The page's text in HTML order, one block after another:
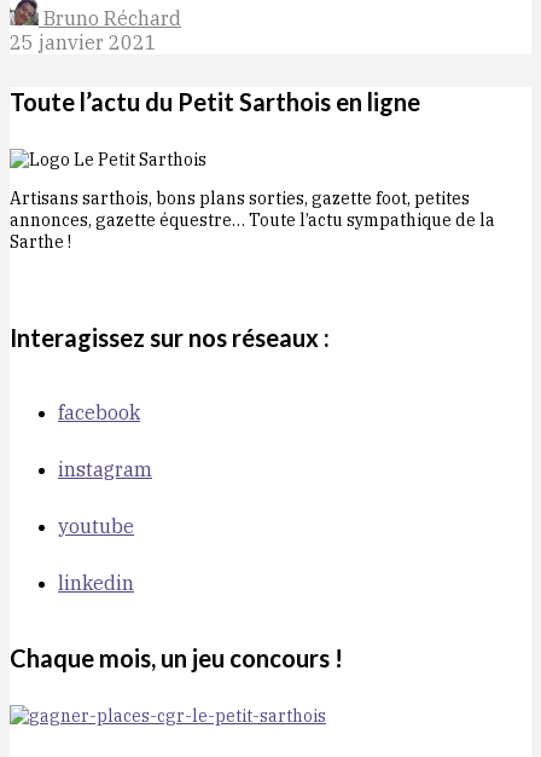
Bruno Réchard
25 janvier 2021
Toute l’actu du Petit Sarthois en ligne
Artisans sarthois, bons plans sorties, gazette foot, petites
annonces, gazette équestre… Toute l’actu sympathique de la
Sarthe !
Interagissez sur nos réseaux :
facebook
instagram
youtube
linkedin
Chaque mois, un jeu concours !